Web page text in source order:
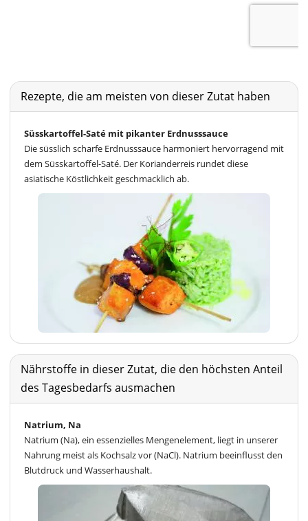
Rezepte, die am meisten von dieser Zutat haben
Süsskartoffel-Saté mit pikanter Erdnusssauce
Die süsslich scharfe Erdnusssauce harmoniert hervorragend mit
dem Süsskartoffel-Saté. Der Korianderreis rundet diese
asiatische Köstlichkeit geschmacklich ab.
Nährstoffe in dieser Zutat, die den höchsten Anteil
des Tagesbedarfs ausmachen
Natrium, Na
Natrium (Na), ein essenzielles Mengenelement, liegt in unserer
Nahrung meist als Kochsalz vor (NaCl). Natrium beeinflusst den
Blutdruck und Wasserhaushalt.